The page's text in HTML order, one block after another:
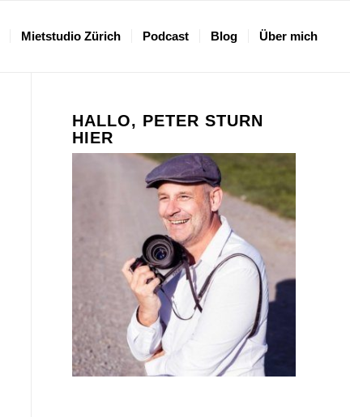
Mietstudio Zürich Podcast Blog Über mich
HALLO, PETER STURN
HIER